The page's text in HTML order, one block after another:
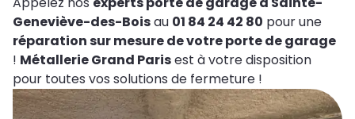
Geneviève-des-Boisau 01 84 24 42 80 pour une
réparation sur mesure de votre porte de garage
! Métallerie Grand Parisest à votre disposition
pour toutes vos solutions de fermeture !